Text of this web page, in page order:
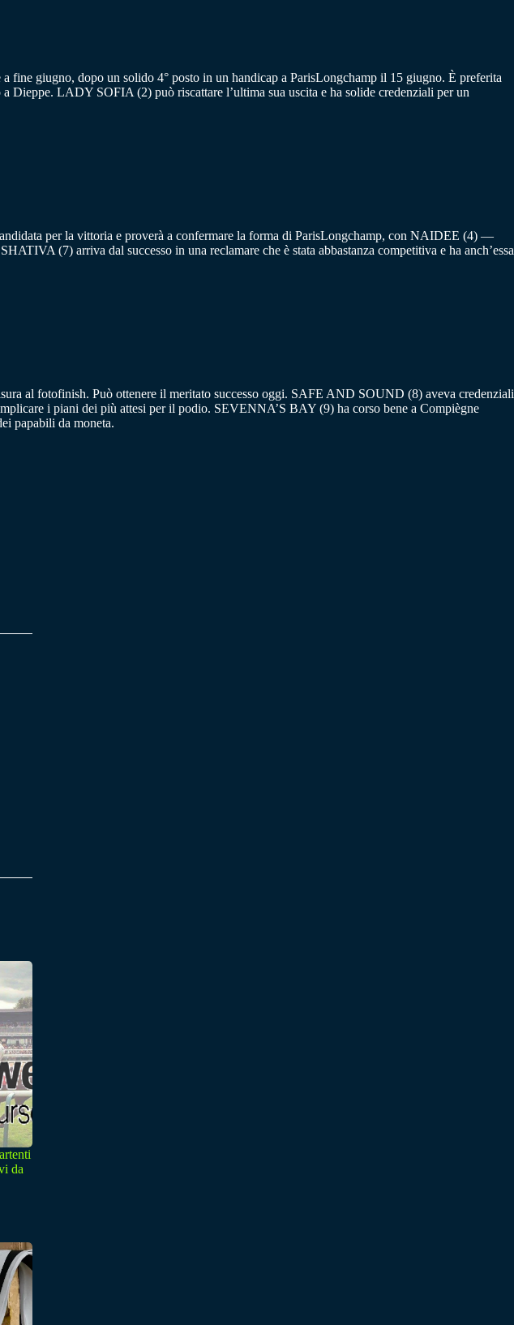
giugno, dopo un solido 4° posto in un handicap a ParisLongchamp il 15 giugno. È preferita
Dieppe. LADY SOFIA (2) può riscattare l’ultima sua uscita e ha solide credenziali per un
per la vittoria e proverà a confermare la forma di ParisLongchamp, con NAIDEE (4) —
(7) arriva dal successo in una reclamare che è stata abbastanza competitiva e ha anch’essa
al fotofinish. Può ottenere il meritato successo oggi. SAFE AND SOUND (8) aveva credenziali
i piani dei più attesi per il podio. SEVENNA’S BAY (9) ha corso bene a Compiègne
papabili da moneta.
da